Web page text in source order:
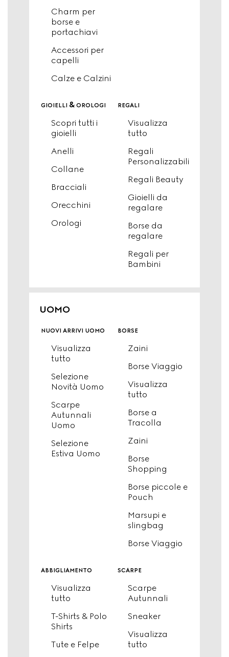
Charm per
borse e
portachiavi
Accessori per
capelli
Calze e Calzini
gioielli & orologi
Scopri tutti i
gioielli
Anelli
Collane
Bracciali
Orecchini
Orologi
regali
Visualizza
tutto
Regali
Personalizzabili
Regali Beauty
Gioielli da
regalare
Borse da
regalare
Regali per
Bambini
UOMO
nuovi arrivi uomo
Visualizza
tutto
Selezione
Novità Uomo
Scarpe
Autunnali
Uomo
Selezione
Estiva Uomo
borse
Zaini
Borse Viaggio
Visualizza
tutto
Borse a
Tracolla
Zaini
Borse
Shopping
Borse piccole e
Pouch
Marsupi e
slingbag
Borse Viaggio
abbigliamento
Visualizza
tutto
T-Shirts & Polo
Shirts
Tute e Felpe
scarpe
Scarpe
Autunnali
Sneaker
Visualizza
tutto